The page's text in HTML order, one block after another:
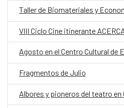
Taller de Biomateriales y
VIII Ciclo Cine itinerante
Fragmentos de Julio
Albores y pioneros del teatro en